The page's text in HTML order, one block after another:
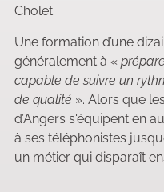
Cholet.
Une formation d’une
généralement à «
capable de suivre un
de qualité ». Alors que
d’Angers s'équipent en
à ses téléphonistes
un métier qui disparaît